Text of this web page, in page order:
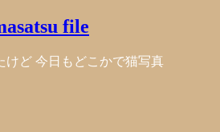
file
けど 今日もどこかで猫写真